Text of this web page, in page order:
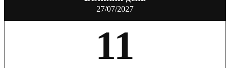
27/07/2027
11